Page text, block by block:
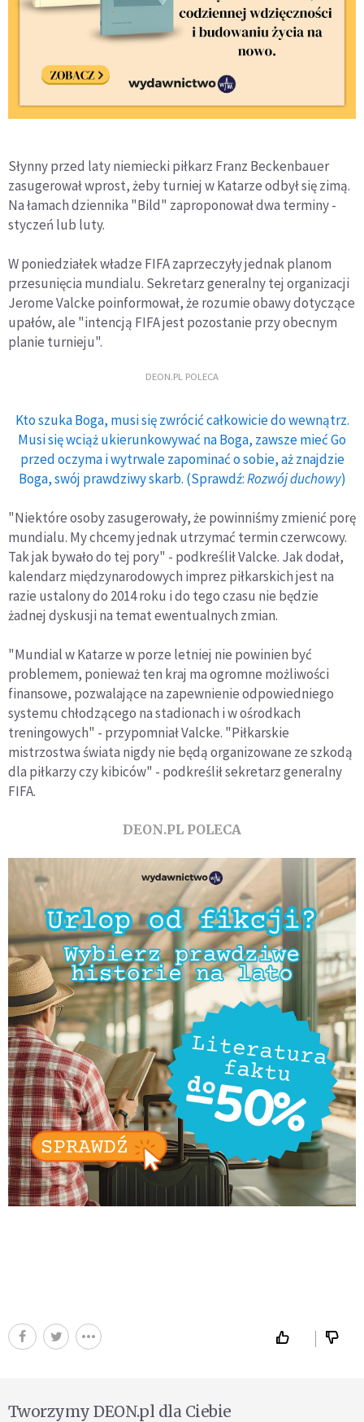
Słynny przed laty niemiecki piłkarz Franz Beckenbauer
zasugerował wprost, żeby turniej w Katarze odbył się zimą.
Na łamach dziennika "Bild" zaproponował dwa terminy -
styczeń lub luty.
W poniedziałek władze FIFA zaprzeczyły jednak planom
przesunięcia mundialu. Sekretarz generalny tej organizacji
Jerome Valcke poinformował, że rozumie obawy dotyczące
upałów, ale "intencją FIFA jest pozostanie przy obecnym
planie turnieju".
DEON.PL POLECA
Kto szuka Boga, musi się zwrócić całkowicie do wewnątrz.
Musi się wciąż ukierunkowywać na Boga, zawsze mieć Go
przed oczyma i wytrwale zapominać o sobie, aż znajdzie
Boga, swój prawdziwy skarb. (Sprawdź:Rozwój duchowy)
"Niektóre osoby zasugerowały, że powinniśmy zmienić porę
mundialu. My chcemy jednak utrzymać termin czerwcowy.
Tak jak bywało do tej pory" - podkreślił Valcke. Jak dodał,
kalendarz międzynarodowych imprez piłkarskich jest na
razie ustalony do 2014 roku i do tego czasu nie będzie
żadnej dyskusji na temat ewentualnych zmian.
"Mundial w Katarze w porze letniej nie powinien być
problemem, ponieważ ten kraj ma ogromne możliwości
finansowe, pozwalające na zapewnienie odpowiedniego
systemu chłodzącego na stadionach i w ośrodkach
treningowych" - przypomniał Valcke. "Piłkarskie
mistrzostwa świata nigdy nie będą organizowane ze szkodą
dla piłkarzy czy kibiców" - podkreślił sekretarz generalny
FIFA.
DEON.PL POLECA
Tworzymy DEON.pl dla Ciebie